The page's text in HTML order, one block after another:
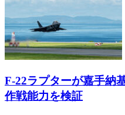
F-22ラプターが嘉手
作戦能力を検証